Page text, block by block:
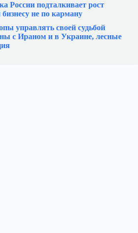
России подталкивает рост
не по карману
управлять своей судьбой
с Ираном и в Украине, лесные